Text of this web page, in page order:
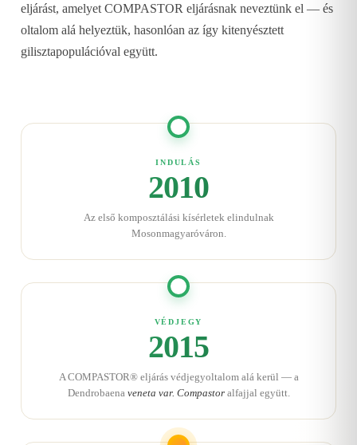
eljárást, amelyet COMPASTOR eljárásnak neveztünk el — és
oltalom alá helyeztük, hasonlóan az így kitenyésztett
gilisztapopulációval együtt.
INDULÁS
2010
Az első komposztálási kísérletek elindulnak
Mosonmagyaróváron.
VÉDJEGY
2015
A COMPASTOR® eljárás védjegyoltalom alá kerül — a
Dendrobaena veneta var. Compastoralfajjal együtt.